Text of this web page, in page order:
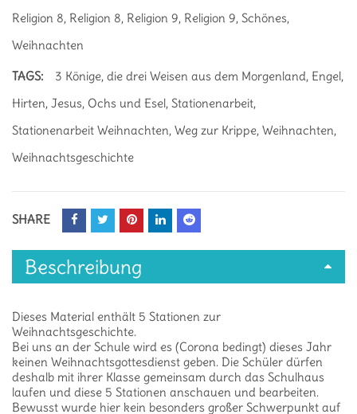
Religion 8, Religion 8, Religion 9, Religion 9, Schönes,
Weihnachten
TAGS: 3 Könige, die drei Weisen aus dem Morgenland, Engel,
Hirten, Jesus, Ochs und Esel, Stationenarbeit,
Stationenarbeit Weihnachten, Weg zur Krippe, Weihnachten,
Weihnachtsgeschichte
SHARE
Beschreibung
Dieses Material enthält 5 Stationen zur
Weihnachtsgeschichte.
Bei uns an der Schule wird es (Corona bedingt) dieses Jahr
keinen Weihnachtsgottesdienst geben. Die Schüler dürfen
deshalb mit ihrer Klasse gemeinsam durch das Schulhaus
laufen und diese 5 Stationen anschauen und bearbeiten.
Bewusst wurde hier kein besonders großer Schwerpunkt auf